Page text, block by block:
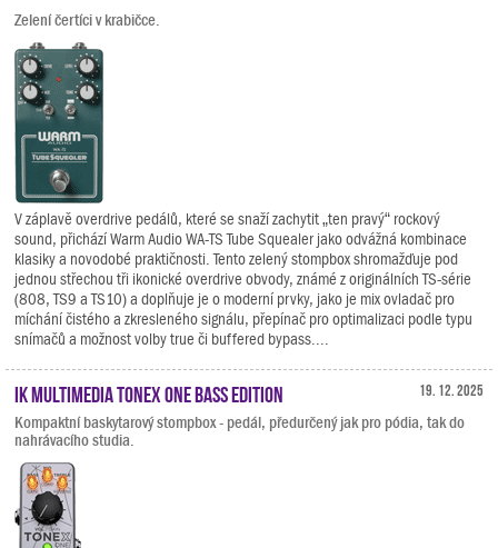
Zelení čertíci v krabičce.
V záplavě overdrive pedálů, které se snaží zachytit „ten pravý“ rockový
sound, přichází Warm Audio WA-TS Tube Squealer jako odvážná kombinace
klasiky a novodobé praktičnosti. Tento zelený stompbox shromažďuje pod
jednou střechou tři ikonické overdrive obvody, známé z originálních TS-série
(808, TS9 a TS10) a doplňuje je o moderní prvky, jako je mix ovladač pro
míchání čistého a zkresleného signálu, přepínač pro optimalizaci podle typu
snímačů a možnost volby true či buffered bypass....
19. 12. 2025
IK Multimedia TONEX ONE Bass Edition
Kompaktní baskytarový stompbox - pedál, předurčený jak pro pódia, tak do
nahrávacího studia.